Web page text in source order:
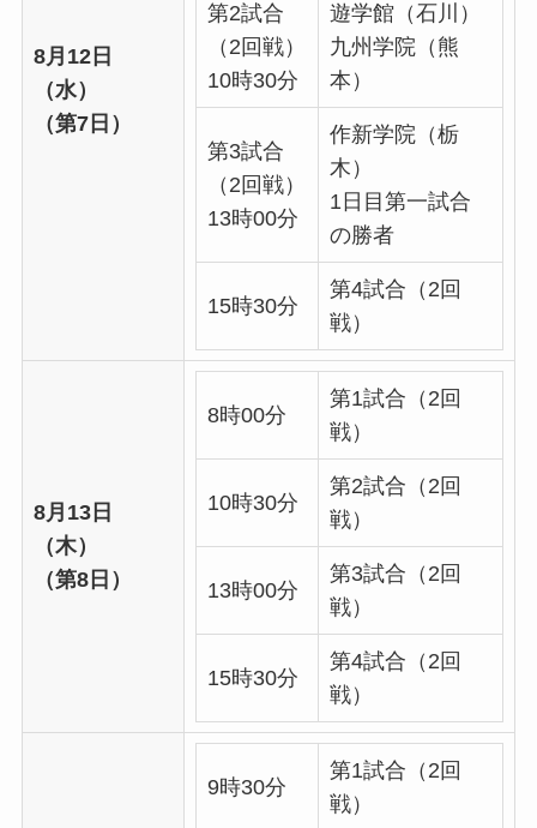
8月12日
（水）
（第7日）
第2試合
（2回戦）
10時30分
遊学館（石川）
九州学院（熊
本）
第3試合
（2回戦）
13時00分
作新学院（栃
木）
1日目第一試合
の勝者
15時30分
第4試合（2回
戦）
8月13日
（木）
（第8日）
8時00分
第1試合（2回
戦）
10時30分
第2試合（2回
戦）
13時00分
第3試合（2回
戦）
15時30分
第4試合（2回
戦）
9時30分
第1試合（2回
戦）